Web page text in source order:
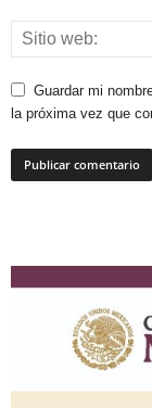
Guardar mi
la próxima vez que